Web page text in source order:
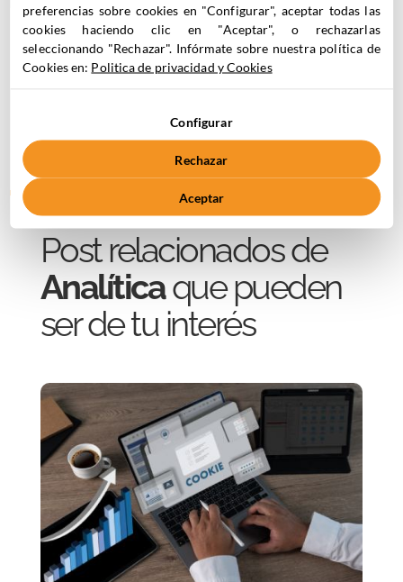
Ver más
Descubre todos nuestrosebooks
Post relacionados de
Analíticaque pueden
ser de tu interés
preferencias sobre cookies en "Configurar", aceptar todas las
cookies haciendo clic en "Aceptar", o rechazarlas
seleccionando "Rechazar". Infórmate sobre nuestra política de
Cookies en: Politica de privacidad y Cookies
Configurar
Rechazar
Aceptar